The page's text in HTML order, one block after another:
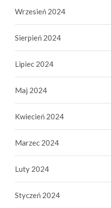
Wrzesień 2024
Sierpień 2024
Lipiec 2024
Maj 2024
Kwiecień 2024
Marzec 2024
Luty 2024
Styczeń 2024